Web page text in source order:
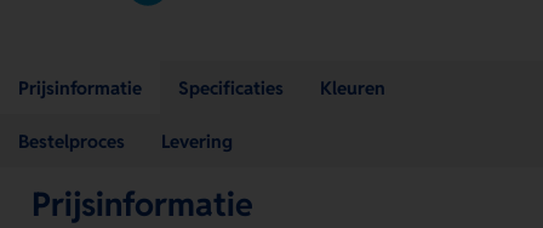
Prijsinformatie Specificaties Kleuren
Bestelproces Levering
Prijsinformatie